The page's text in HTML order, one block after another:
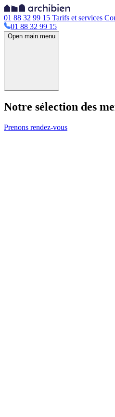
01 88 32 99 15 Tarifs et services
01 88 32 99 15
Open main menu
Notre sélection des
Prenons rendez-vous